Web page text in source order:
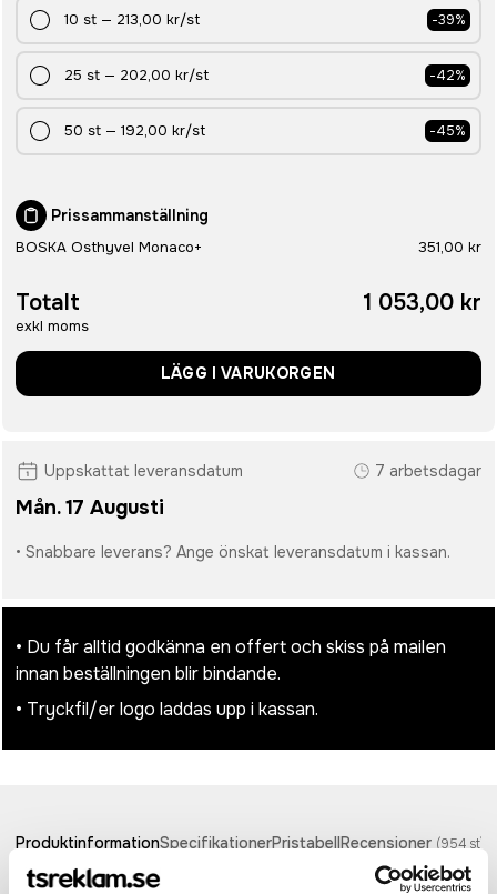
10 st — 213,00 kr/st -39%
25 st — 202,00 kr/st -42%
50 st — 192,00 kr/st -45%
Prissammanställning
BOSKA Osthyvel Monaco+ 351,00 kr
Totalt
exkl moms
1 053,00 kr
LÄGG I VARUKORGEN
Uppskattat leveransdatum 7 arbetsdagar
Mån. 17 Augusti
• Snabbare leverans? Ange önskat leveransdatum i kassan.
• Du får alltid godkänna en offert och skiss på mailen
innan beställningen blir bindande.
• Tryckfil/er logo laddas upp i kassan.
ProduktinformationSpecifikationerPristabellRecensioner (954 st)